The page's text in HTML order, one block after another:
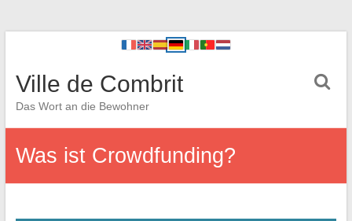
Ville de Combrit
Das Wort an die Bewohner
Was ist Crowdfunding?